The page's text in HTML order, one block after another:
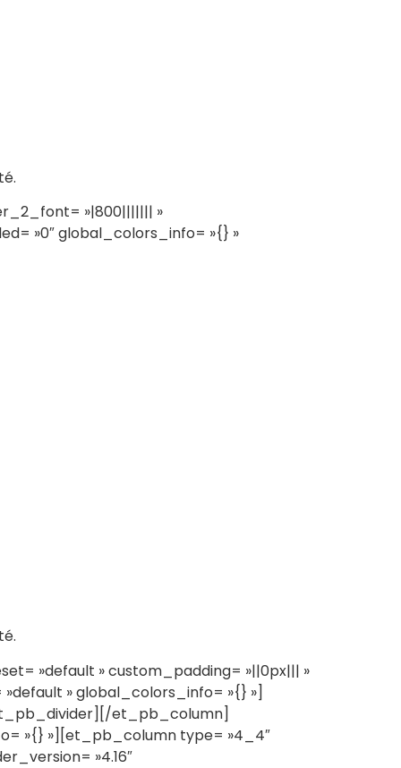
»|800||||||| »
»0″ global_colors_info= »{} »
»default » custom_padding= »||0px||| »
» global_colors_info= »{} »]
et_pb_column]
»{} »][et_pb_column type= »4_4″
»4.16″